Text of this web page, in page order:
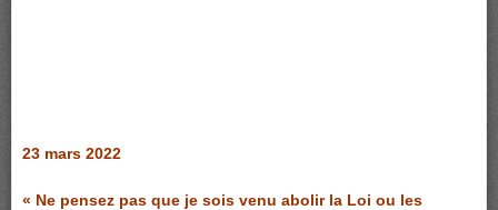
23 mars 2022
« Ne pensez pas que je sois venu abolir la Loi ou les